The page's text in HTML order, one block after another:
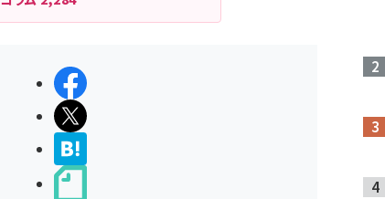
シェアする
ポストする